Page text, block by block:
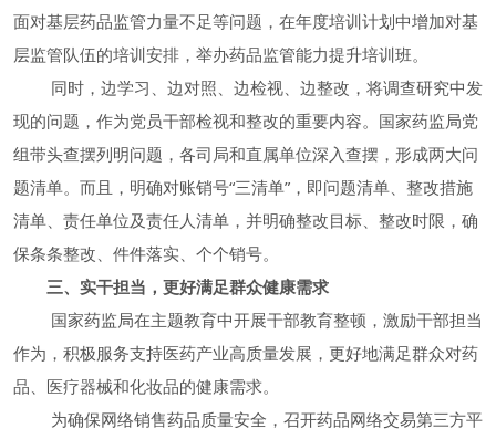
面对基层药品监管力量不足等问题，在年度培训计划中增加对基
层监管队伍的培训安排，举办药品监管能力提升培训班。
同时，边学习、边对照、边检视、边整改，将调查研究中发
现的问题，作为党员干部检视和整改的重要内容。国家药监局党
组带头查摆列明问题，各司局和直属单位深入查摆，形成两大问
题清单。而且，明确对账销号“三清单”，即问题清单、整改措施
清单、责任单位及责任人清单，并明确整改目标、整改时限，确
保条条整改、件件落实、个个销号。
三、实干担当，更好满足群众健康需求
国家药监局在主题教育中开展干部教育整顿，激励干部担当
作为，积极服务支持医药产业高质量发展，更好地满足群众对药
品、医疗器械和化妆品的健康需求。
为确保网络销售药品质量安全，召开药品网络交易第三方平